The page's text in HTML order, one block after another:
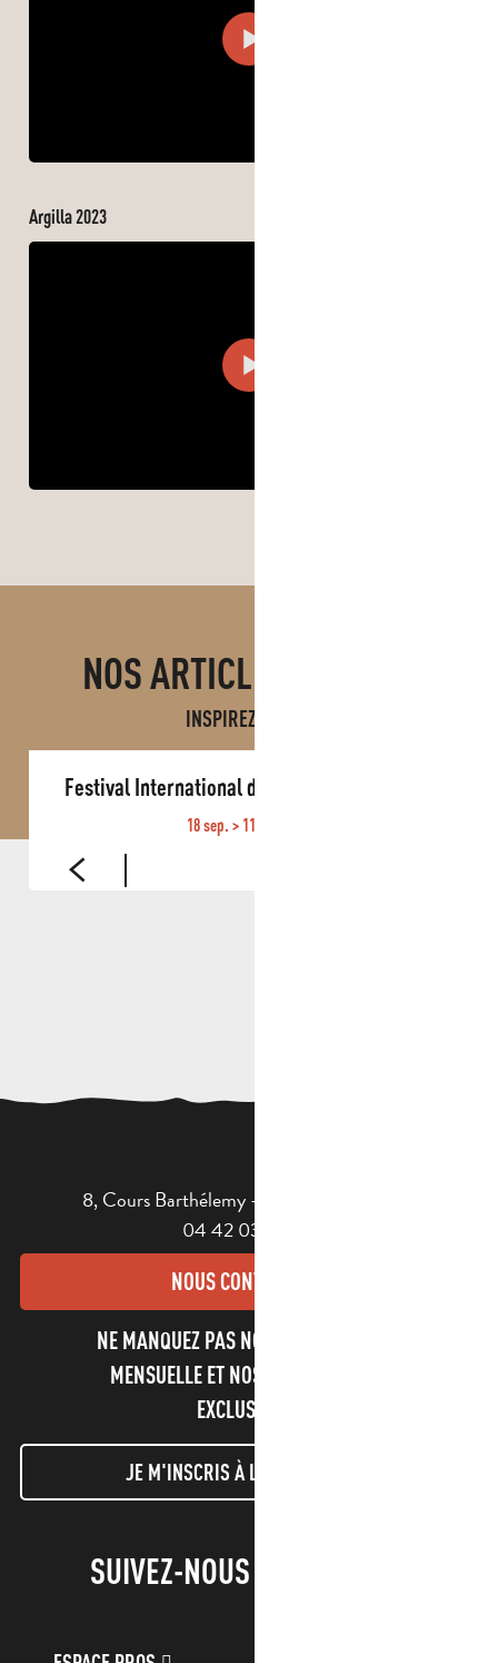
Argilla 2023
NOS ARTICLES DE BLOG
INSPIREZ-VOUS !
Festival International d’Orgue de Roquevaire
18 sep. > 11 oct. 2026
8, Cours Barthélemy - 13400 AUBAGNE
04 42 03 49 98
NOUS CONTACTER
NE MANQUEZ PAS NOTRE NEWSLETTER
MENSUELLE ET NOS INFORMATIONS
EXCLUSIVES !
JE M'INSCRIS À LA NEWSLETTER
SUIVEZ-NOUS !